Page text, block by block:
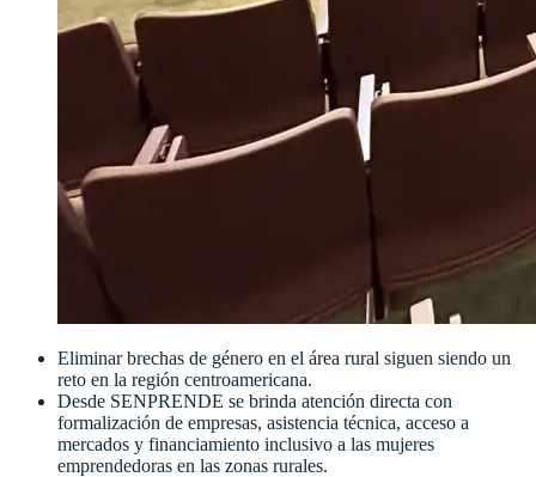
Eliminar brechas de género en el área rural siguen siendo un
reto en la región centroamericana.
Desde SENPRENDE se brinda atención directa con
formalización de empresas, asistencia técnica, acceso a
mercados y financiamiento inclusivo a las mujeres
emprendedoras en las zonas rurales.